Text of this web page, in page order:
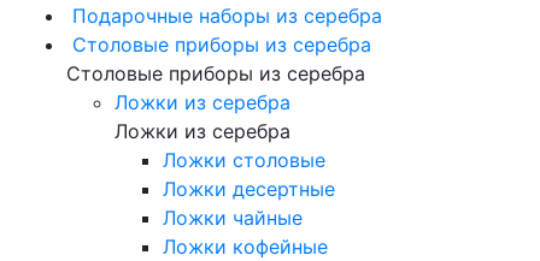
Подарочные наборы из серебра
Столовые приборы из серебра
Столовые приборы из серебра
Ложки из серебра
Ложки из серебра
Ложки столовые
Ложки десертные
Ложки чайные
Ложки кофейные